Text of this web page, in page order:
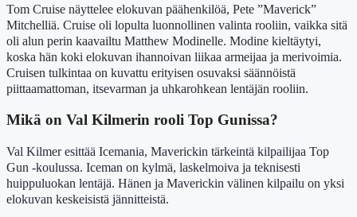
Tom Cruise näyttelee elokuvan päähenkilöä, Pete ”Maverick”
Mitchelliä. Cruise oli lopulta luonnollinen valinta rooliin, vaikka sitä
oli alun perin kaavailtu Matthew Modinelle. Modine kieltäytyi,
koska hän koki elokuvan ihannoivan liikaa armeijaa ja merivoimia.
Cruisen tulkintaa on kuvattu erityisen osuvaksi säännöistä
piittaamattoman, itsevarman ja uhkarohkean lentäjän rooliin.
Mikä on Val Kilmerin rooli Top Gunissa?
Val Kilmer esittää Icemania, Maverickin tärkeintä kilpailijaa Top
Gun -koulussa. Iceman on kylmä, laskelmoiva ja teknisesti
huippuluokan lentäjä. Hänen ja Maverickin välinen kilpailu on yksi
elokuvan keskeisistä jännitteistä.